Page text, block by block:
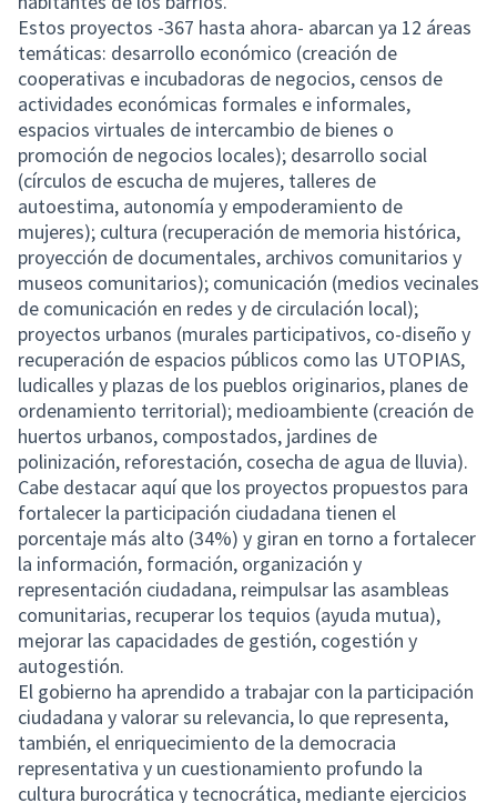
Estos proyectos -367 hasta ahora- abarcan ya 12 áreas
temáticas: desarrollo económico (creación de
cooperativas e incubadoras de negocios, censos de
actividades económicas formales e informales,
espacios virtuales de intercambio de bienes o
promoción de negocios locales); desarrollo social
(círculos de escucha de mujeres, talleres de
autoestima, autonomía y empoderamiento de
mujeres); cultura (recuperación de memoria histórica,
proyección de documentales, archivos comunitarios y
museos comunitarios); comunicación (medios vecinales
de comunicación en redes y de circulación local);
proyectos urbanos (murales participativos, co-diseño y
recuperación de espacios públicos como las UTOPIAS,
ludicalles y plazas de los pueblos originarios, planes de
ordenamiento territorial); medioambiente (creación de
huertos urbanos, compostados, jardines de
polinización, reforestación, cosecha de agua de lluvia).
Cabe destacar aquí que los proyectos propuestos para
fortalecer la participación ciudadana tienen el
porcentaje más alto (34%) y giran en torno a fortalecer
la información, formación, organización y
representación ciudadana, reimpulsar las asambleas
comunitarias, recuperar los tequios (ayuda mutua),
mejorar las capacidades de gestión, cogestión y
autogestión.
El gobierno ha aprendido a trabajar con la participación
ciudadana y valorar su relevancia, lo que representa,
también, el enriquecimiento de la democracia
representativa y un cuestionamiento profundo la
cultura burocrática y tecnocrática, mediante ejercicios